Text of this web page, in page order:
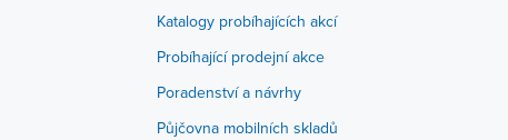
Katalogy probíhajících akcí
Probíhající prodejní akce
Poradenství a návrhy
Půjčovna mobilních skladů